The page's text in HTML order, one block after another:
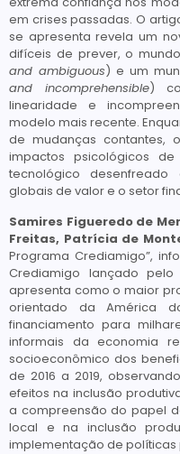
em crises passadas. O
se apresenta revela um
difíceis de prever, o
and ambiguous) e um
and incomprehensible)
linearidade e
modelo mais recente.
de mudanças contantes,
impactos psicológicos
tecnológico
globais de valor e o setor
Samires Figueredo de
Freitas, Patrícia de
Programa Crediamigo”,
Crediamigo lançado
apresenta como o maior
orientado da América
financiamento para
informais da economia
socioeconômico dos
de 2016 a 2019,
efeitos na inclusão
a compreensão do papel
local e na inclusão
implementação de políticas